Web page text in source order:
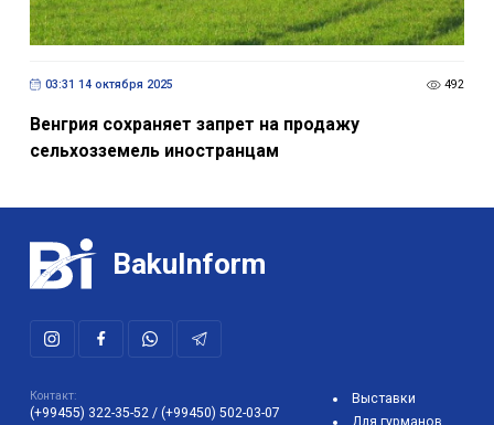
03:31 14 октября 2025 492
Венгрия сохраняет запрет на продажу
сельхозземель иностранцам
BakuInform
Контакт:
(+99455) 322-35-52 / (+99450) 502-03-07
Выставки
Для гурманов